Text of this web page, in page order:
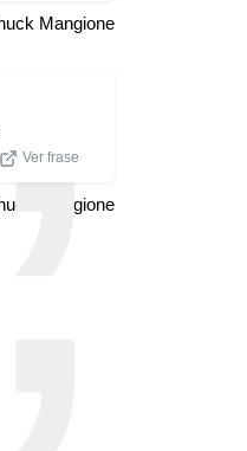
Mangione
Ver frase
Mangione